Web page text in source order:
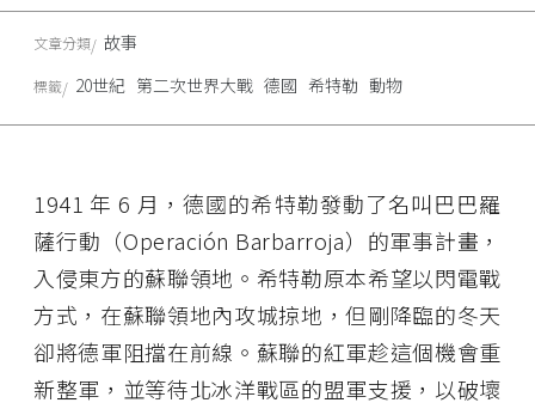
1941 年 6 月，德國的希特勒發動了名叫巴巴羅
薩行動（Operación Barbarroja）的軍事計畫，
入侵東方的蘇聯領地。希特勒原本希望以閃電戰
方式，在蘇聯領地內攻城掠地，但剛降臨的冬天
卻將德軍阻擋在前線。蘇聯的紅軍趁這個機會重
新整軍，並等待北冰洋戰區的盟軍支援，以破壞
文章分類 故事
標籤 20世紀 第二次世界大戰 德國 希特勒 動物